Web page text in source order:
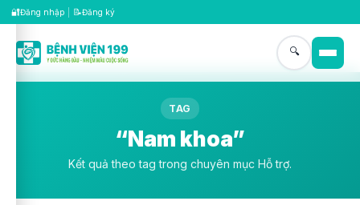
🔐Đăng nhập 📝Đăng ký
🔍
TAG
“Nam khoa”
Kết quả theo tag trong chuyên mục Hỗ trợ.